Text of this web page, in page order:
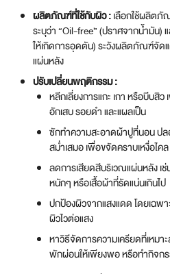
อาหาร :แม้ความเชื่อมโยงระหว่างอา
งานวิจัยชี้ว่าการลดอาหารที่มีค่าดัช
Index) เช่น ขนมปังขาว ของหวาน อา
บางคนได้
การดูแลตนเองเหล่านี้ ไม่เพียงช่วยรักษาสิ
ปัจจัยเสี่ยงและป้องกันการเกิดสิวใหม่ ท
ประสิทธิภาพและยั่งยืนมากขึ้น
สรุปบทความ
สิวที่หลังเป็นปัญหาผิวหนังที่เกิดจากการอุ
จากหลายปัจจัย ทั้งพันธุกรรม ฮอร์โมน ค
ถึงปัจจัยภายนอกอย่างเหงื่อ การเสียดสี
หลังมีหลายประเภท ตั้งแต่สิวอุดตันที่ไม่รุน
อย่างสิวหัวช้าง หรือแม้แต่สิวยีสต์ที่เกิดจา
วินิจฉัยและการรักษาที่แตกต่างกัน